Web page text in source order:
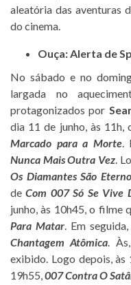
aleatória das aventuras
do cinema.
Ouça: Alerta de
No sábado e no
largada no
protagonizados por
dia 11 de junho, às
Marcado para a Morte.
Nunca Mais Outra Vez.
Os Diamantes São
deCom 007 Só Se Vive
junho, às 10h45, o filme
Para Matar. Em
Chantagem Atômica.
exibido. Logo depois, às
19h55,007 Contra O